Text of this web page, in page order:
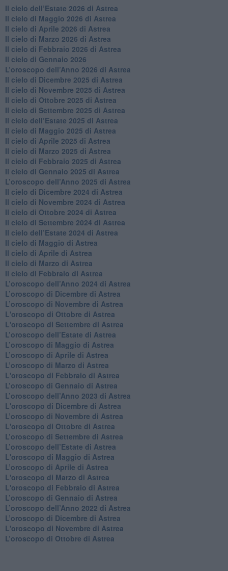
​Il cielo dell’Estate 2026 di Astrea
​Il cielo di Maggio 2026 di Astrea
​Il cielo di Aprile 2026 di Astrea
​Il cielo di Marzo 2026 di Astrea
​Il cielo di Febbraio 2026 di Astrea
Il cielo di Gennaio 2026
​L’oroscopo dell’Anno 2026 di Astrea
​Il cielo di Dicembre 2025 di Astrea
​Il cielo di Novembre 2025 di Astrea
​Il cielo di Ottobre 2025 di Astrea
Il cielo di Settembre 2025 di Astrea
Il cielo dell’Estate 2025 di Astrea
​Il cielo di Maggio 2025 di Astrea
​Il cielo di Aprile 2025 di Astrea
Il cielo di Marzo 2025 di Astrea
​Il cielo di Febbraio 2025 di Astrea
Il cielo di Gennaio 2025 di Astrea
​L’oroscopo dell’Anno 2025 di Astrea
​Il cielo di Dicembre 2024 di Astrea
Il cielo di Novembre 2024 di Astrea
​Il cielo di Ottobre 2024 di Astrea
​Il cielo di Settembre 2024 di Astrea
Il cielo dell’Estate 2024 di Astrea
Il cielo di Maggio di Astrea
Il cielo di Aprile di Astrea
​Il cielo di Marzo di Astrea
​Il cielo di Febbraio di Astrea
​L’oroscopo dell’Anno 2024 di Astrea
​L’oroscopo di Dicembre di Astrea
​L’oroscopo di Novembre di Astrea
L'oroscopo di Ottobre di Astrea
L'oroscopo di Settembre di Astrea
L’oroscopo dell’Estate di Astrea
​L’oroscopo di Maggio di Astrea
​L’oroscopo di Aprile di Astrea
L’oroscopo di Marzo di Astrea
L'oroscopo di Febbraio di Astrea
​L’oroscopo di Gennaio di Astrea
​L’oroscopo dell’Anno 2023 di Astrea
L'oroscopo di Dicembre di Astrea
L’oroscopo di Novembre di Astrea
L'oroscopo di Ottobre di Astrea
​L’oroscopo di Settembre di Astrea
​L’oroscopo dell’Estate di Astrea
L'oroscopo di Maggio di Astrea
​L’oroscopo di Aprile di Astrea
L'oroscopo di Marzo di Astrea
L'oroscopo di Febbraio di Astrea
​L’oroscopo di Gennaio di Astrea
​L’oroscopo dell’Anno 2022 di Astrea
​L’oroscopo di Dicembre di Astrea
L'oroscopo di Novembre di Astrea
​L’oroscopo di Ottobre di Astrea